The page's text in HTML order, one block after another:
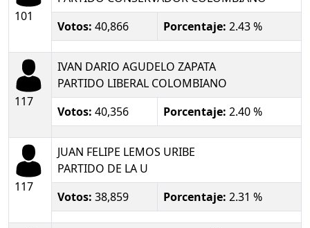
101
Votos: 40,866 Porcentaje: 2.43 %
117
IVAN DARIO AGUDELO ZAPATA
PARTIDO LIBERAL COLOMBIANO
Votos: 40,356 Porcentaje: 2.40 %
117
JUAN FELIPE LEMOS URIBE
PARTIDO DE LA U
Votos: 38,859 Porcentaje: 2.31 %